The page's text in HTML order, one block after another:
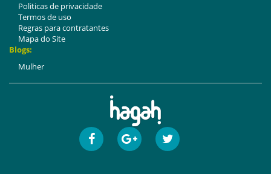
Politicas de privacidade
Termos de uso
Regras para contratantes
Mapa do Site
Blogs:
Mulher